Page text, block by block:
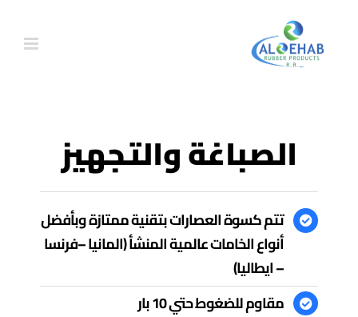
content
الصباغة والتجهيز
تتم كسوة العصارات بتقنية ممتازة وبأفضل
أنواع الخامات عالمية المنشأ (المانيا –فرنسا
– ايطاليا)
مقاوم للضغوط حتي 10 بار